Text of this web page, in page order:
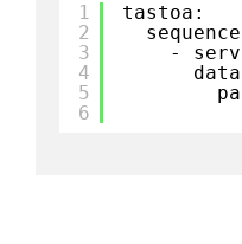
1
2
3
4
5
6
tastoa:
-